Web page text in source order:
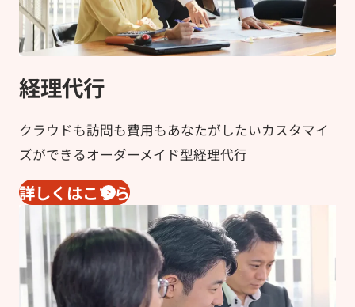
経理代行
クラウドも訪問も費用もあなたがしたいカスタマイ
ズができるオーダーメイド型経理代行
詳しくはこちら